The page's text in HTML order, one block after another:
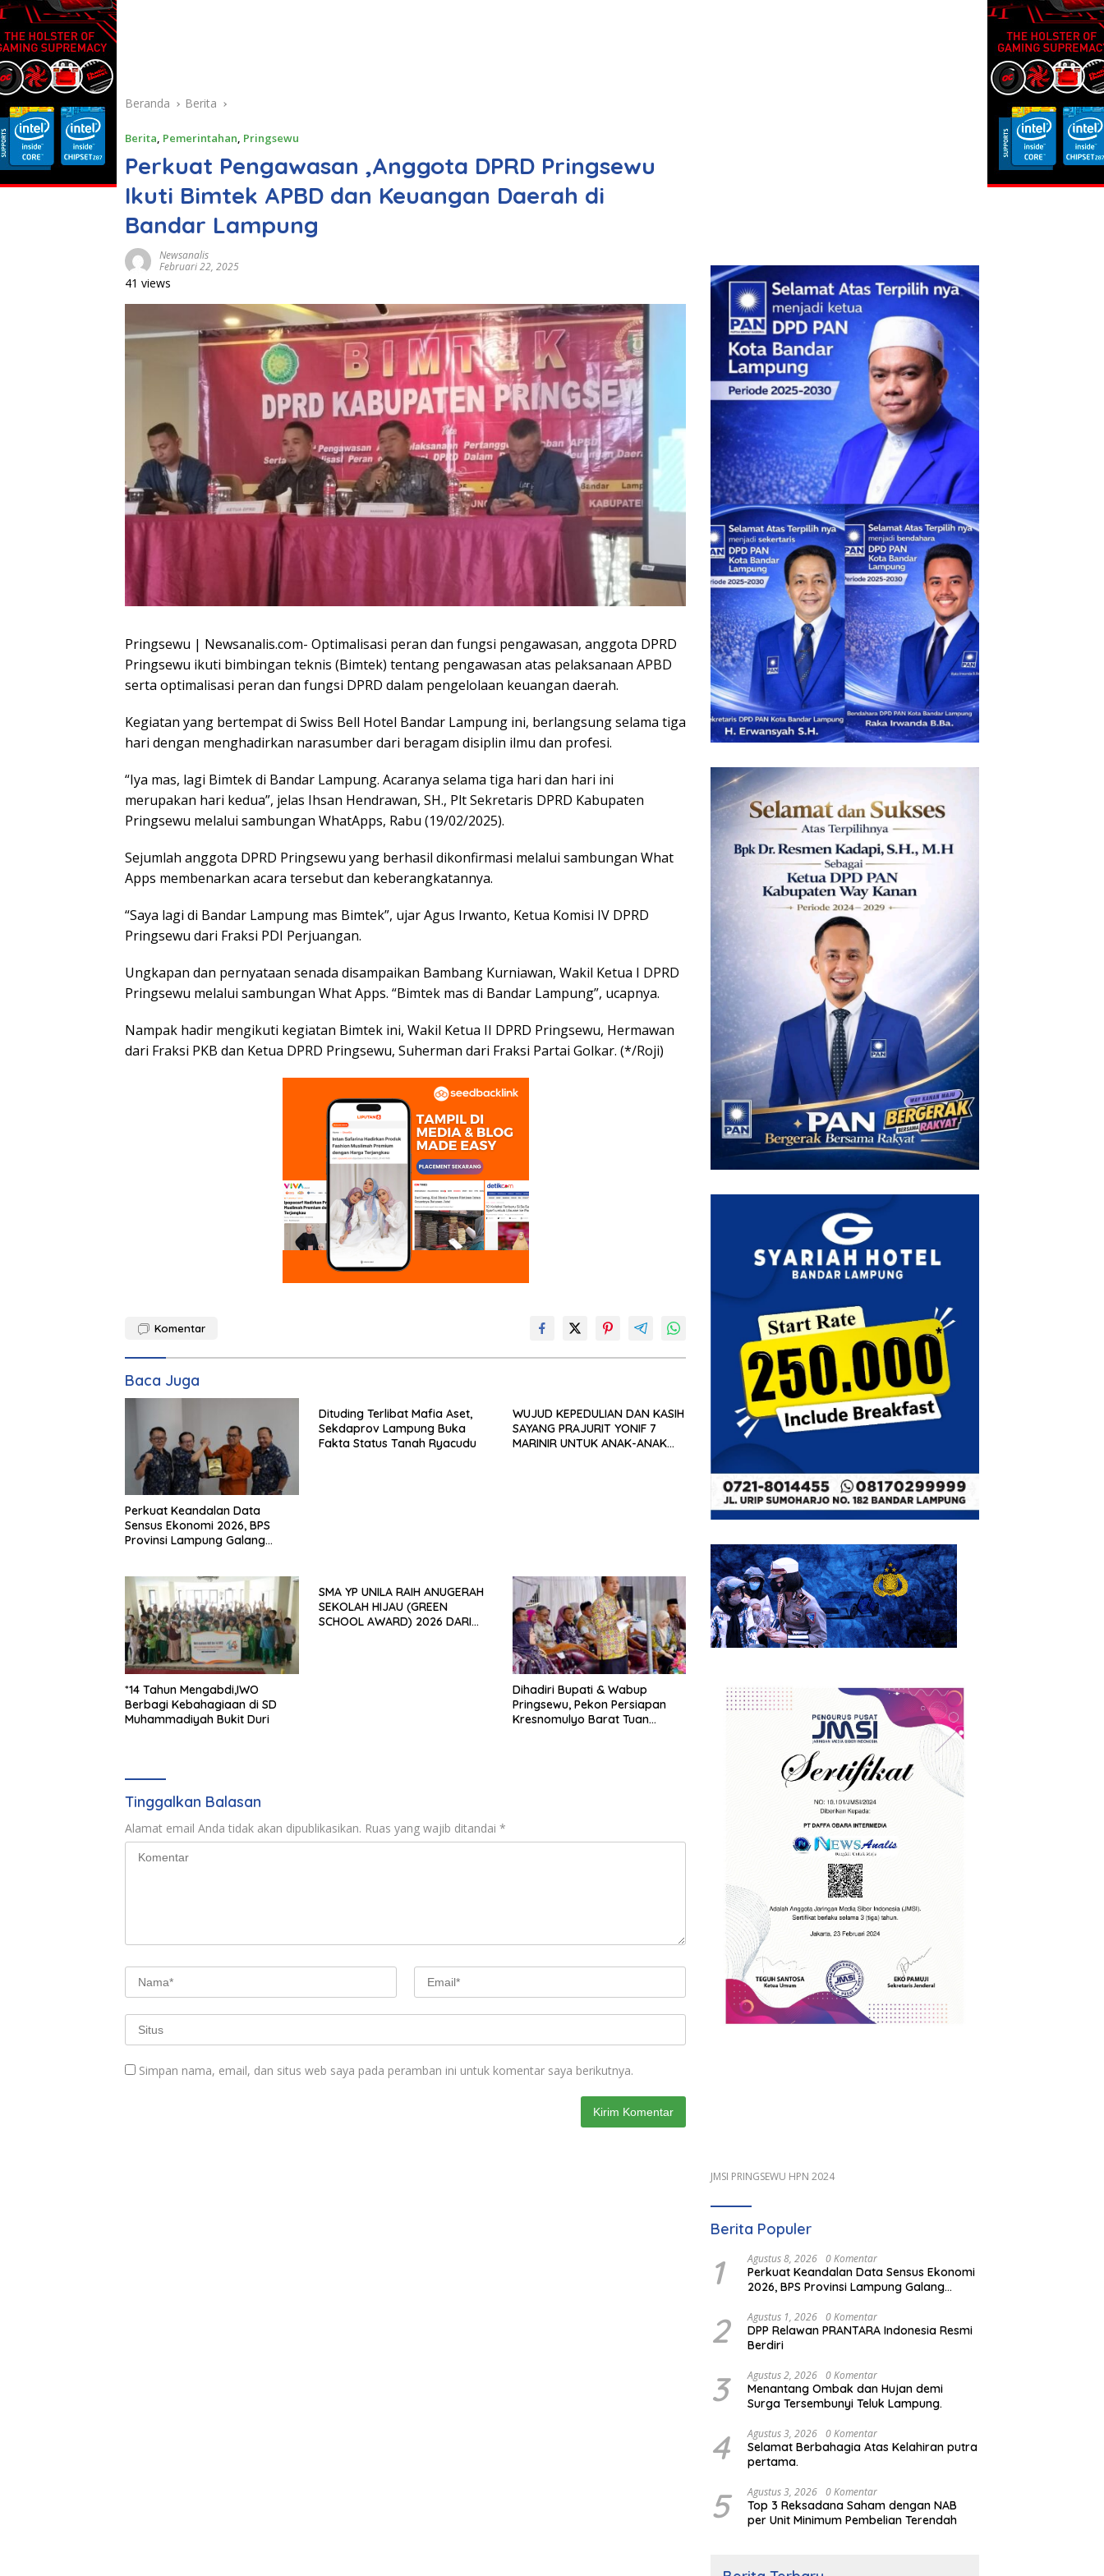
Beranda Berita
Berita, Pemerintahan, Pringsewu
Perkuat Pengawasan ,Anggota DPRD Pringsewu
Ikuti Bimtek APBD dan Keuangan Daerah di
Bandar Lampung
Newsanalis
Februari 22, 2025
41 views
Pringsewu | Newsanalis.com- Optimalisasi peran dan fungsi pengawasan, anggota DPRD
Pringsewu ikuti bimbingan teknis (Bimtek) tentang pengawasan atas pelaksanaan APBD
serta optimalisasi peran dan fungsi DPRD dalam pengelolaan keuangan daerah.
Kegiatan yang bertempat di Swiss Bell Hotel Bandar Lampung ini, berlangsung selama tiga
hari dengan menghadirkan narasumber dari beragam disiplin ilmu dan profesi.
“Iya mas, lagi Bimtek di Bandar Lampung. Acaranya selama tiga hari dan hari ini
merupakan hari kedua”, jelas Ihsan Hendrawan, SH., Plt Sekretaris DPRD Kabupaten
Pringsewu melalui sambungan WhatApps, Rabu (19/02/2025).
Sejumlah anggota DPRD Pringsewu yang berhasil dikonfirmasi melalui sambungan What
Apps membenarkan acara tersebut dan keberangkatannya.
“Saya lagi di Bandar Lampung mas Bimtek”, ujar Agus Irwanto, Ketua Komisi IV DPRD
Pringsewu dari Fraksi PDI Perjuangan.
Ungkapan dan pernyataan senada disampaikan Bambang Kurniawan, Wakil Ketua I DPRD
Pringsewu melalui sambungan What Apps. “Bimtek mas di Bandar Lampung”, ucapnya.
Nampak hadir mengikuti kegiatan Bimtek ini, Wakil Ketua II DPRD Pringsewu, Hermawan
dari Fraksi PKB dan Ketua DPRD Pringsewu, Suherman dari Fraksi Partai Golkar. (*/Roji)
Komentar
Baca Juga
Perkuat Keandalan Data
Sensus Ekonomi 2026, BPS
Provinsi Lampung Galang
Dituding Terlibat Mafia Aset,
Sekdaprov Lampung Buka
Fakta Status Tanah Ryacudu
WUJUD KEPEDULIAN DAN KASIH
SAYANG PRAJURIT YONIF 7
MARINIR UNTUK ANAK-ANAK
*14 Tahun Mengabdi,IWO
Berbagi Kebahagiaan di SD
Muhammadiyah Bukit Duri
SMA YP UNILA RAIH ANUGERAH
SEKOLAH HIJAU (GREEN
SCHOOL AWARD) 2026 DARI
Dihadiri Bupati & Wabup
Pringsewu, Pekon Persiapan
Kresnomulyo Barat Tuan
Tinggalkan Balasan
Alamat email Anda tidak akan dipublikasikan. Ruas yang wajib ditandai *
Simpan nama, email, dan situs web saya pada peramban ini untuk komentar saya berikutnya.
JMSI PRINGSEWU HPN 2024
Berita Populer
1 Agustus 8, 2026 0 Komentar
Perkuat Keandalan Data Sensus Ekonomi
2026, BPS Provinsi Lampung Galang
Group
2 Agustus 1, 2026 0 Komentar
DPP Relawan PRANTARA Indonesia Resmi
Berdiri
3 Agustus 2, 2026 0 Komentar
Menantang Ombak dan Hujan demi
Surga Tersembunyi Teluk Lampung.
4 Agustus 3, 2026 0 Komentar
Selamat Berbahagia Atas Kelahiran putra
pertama.
5 Agustus 3, 2026 0 Komentar
Top 3 Reksadana Saham dengan NAB
per Unit Minimum Pembelian Terendah